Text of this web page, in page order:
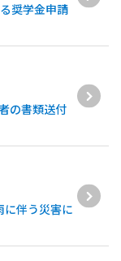
奨学金申請
の書類送付
伴う災害に